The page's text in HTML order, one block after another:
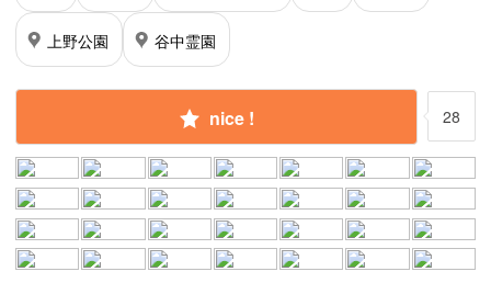
上野公園 谷中霊園
nice ! 28